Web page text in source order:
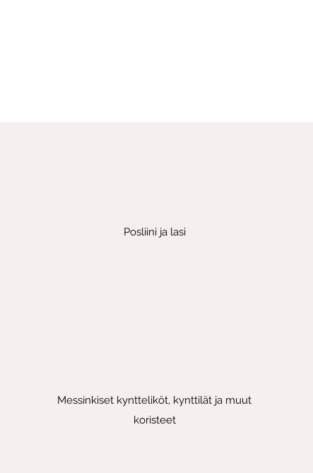
Posliini ja lasi
Messinkiset kyntteliköt, kynttilät ja muut
koristeet